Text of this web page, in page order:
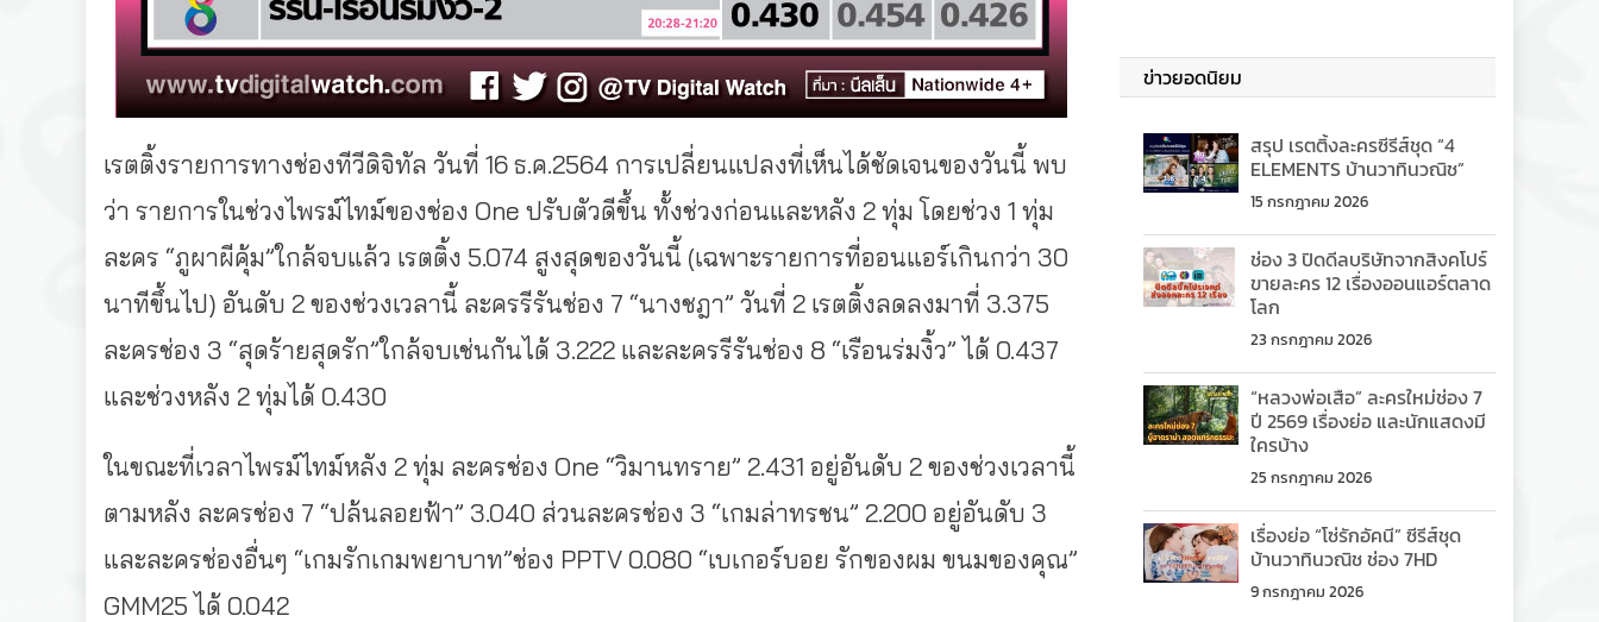
เรตติ้งรายการทางช่องทีวีดิจิทัล วันที่ 16 ธ.ค.2564 การเปลี่ยนแปลงที่เห็นได้ชัดเจนของวันนี้ พบ
ว่า รายการในช่วงไพรม์ไทม์ของช่อง One ปรับตัวดีขึ้น ทั้งช่วงก่อนและหลัง 2 ทุ่ม โดยช่วง 1 ทุ่ม
ละคร “ภูผาผีคุ้ม”ใกล้จบแล้ว เรตติ้ง 5.074 สูงสุดของวันนี้ (เฉพาะรายการที่ออนแอร์เกินกว่า 30
นาทีขึ้นไป) อันดับ 2 ของช่วงเวลานี้ ละครรีรันช่อง 7 “นางชฎา” วันที่ 2 เรตติ้งลดลงมาที่ 3.375
ละครช่อง 3 “สุดร้ายสุดรัก”ใกล้จบเช่นกันได้ 3.222 และละครรีรันช่อง 8 “เรือนร่มงิ้ว” ได้ 0.437
และช่วงหลัง 2 ทุ่มได้ 0.430
ในขณะที่เวลาไพรม์ไทม์หลัง 2 ทุ่ม ละครช่อง One “วิมานทราย” 2.431 อยู่อันดับ 2 ของช่วงเวลานี้
ตามหลัง ละครช่อง 7 “ปล้นลอยฟ้า” 3.040 ส่วนละครช่อง 3 “เกมล่าทรชน” 2.200 อยู่อันดับ 3
และละครช่องอื่นๆ “เกมรักเกมพยาบาท”ช่อง PPTV 0.080 “เบเกอร์บอย รักของผม ขนมของคุณ”
GMM25 ได้ 0.042
ข่าวยอดนิยม
สรุป เรตติ้งละครซีรีส์ชุด “4
ELEMENTS บ้านวาทินวณิช”
15 กรกฎาคม 2026
ช่อง 3 ปิดดีลบริษัทจากสิงคโปร์
ขายละคร 12 เรื่องออนแอร์ตลาด
โลก
23 กรกฎาคม 2026
“หลวงพ่อเสือ” ละครใหม่ช่อง 7
ปี 2569 เรื่องย่อ และนักแสดงมี
ใครบ้าง
25 กรกฎาคม 2026
เรื่องย่อ “โซ่รักอัคนี” ซีรีส์ชุด
บ้านวาทินวณิช ช่อง 7HD
9 กรกฎาคม 2026